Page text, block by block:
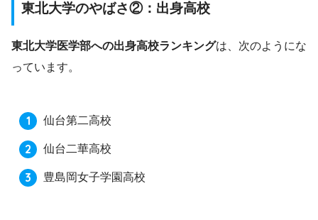
東北大学のやばさ②：出身高校
東北大学医学部への出身高校ランキングは、次のようにな
っています。
仙台第二高校
仙台二華高校
豊島岡女子学園高校